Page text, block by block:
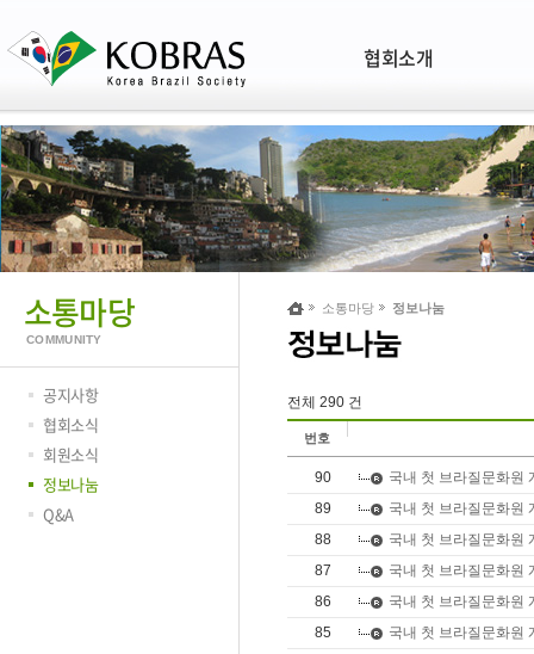
협회소개
소통마당
COMMUNITY
공지사항
협회소식
회원소식
정보나눔
Q&A
소통마당 정보나눔
전체 290 건
번호
90
국내 첫 브라질문화원
89
국내 첫 브라질문화원
88
국내 첫 브라질문화원
87
국내 첫 브라질문화원
86
국내 첫 브라질문화원
85
국내 첫 브라질문화원